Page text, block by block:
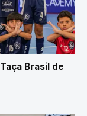
Brasil de